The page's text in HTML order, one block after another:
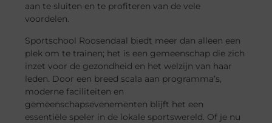
aan te sluiten en te profiteren van de vele
voordelen.
Sportschool Roosendaal biedt meer dan alleen een
plek om te trainen; het is een gemeenschap die zich
inzet voor de gezondheid en het welzijn van haar
leden. Door een breed scala aan programma’s,
moderne faciliteiten en
gemeenschapsevenementen blijft het een
essentiële speler in de lokale sportswereld. Of je nu